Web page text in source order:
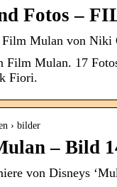
Fotos –
Film Mulan von
Film Mulan. 17
Fiori.
› bilder
– Bild
von Disneys